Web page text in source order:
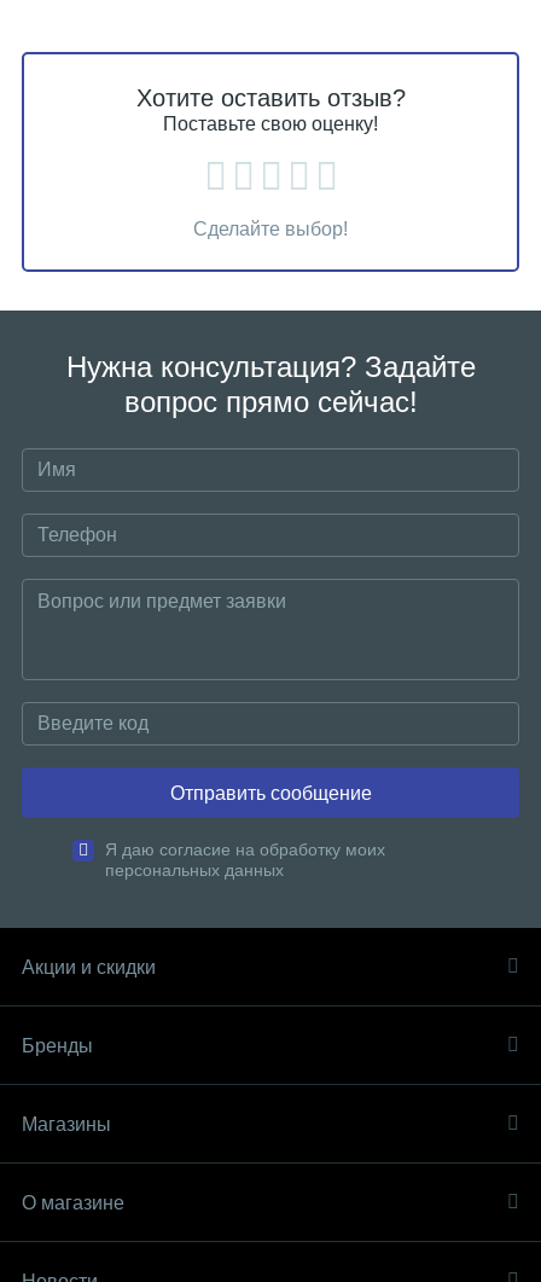
Хотите оставить отзыв?
Поставьте свою оценку!
Сделайте выбор!
Нужна консультация? Задайте
вопрос прямо сейчас!
Отправить сообщение
Я даю согласие на обработку моих
персональных данных
Акции и скидки
Бренды
Магазины
О магазине